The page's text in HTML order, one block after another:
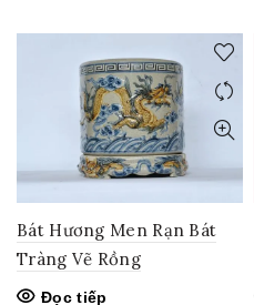
Bát Hương Men Rạn Bát
Tràng Vẽ Rồng
Đọc tiếp